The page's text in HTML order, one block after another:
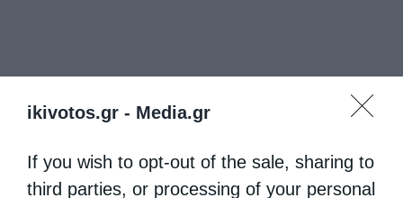
ikivotos.gr - Media.gr
If you wish to opt-out of the sale, sharing to
third parties, or processing of your personal